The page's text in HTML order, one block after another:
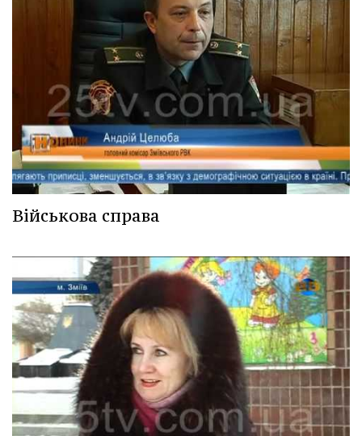
Військова справа